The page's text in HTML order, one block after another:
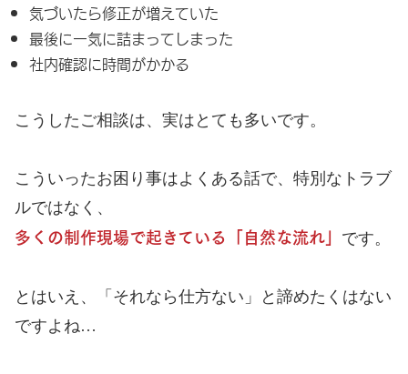
気づいたら修正が増えていた
最後に一気に詰まってしまった
社内確認に時間がかかる
こうしたご相談は、実はとても多いです。
こういったお困り事はよくある話で、特別なトラブ
ルではなく、
多くの制作現場で起きている「自然な流れ」 です。
とはいえ、「それなら仕方ない」と諦めたくはない
ですよね…